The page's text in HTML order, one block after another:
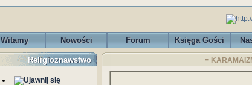
Witamy Nowości Forum Księga Gości
Religioznawstwo =